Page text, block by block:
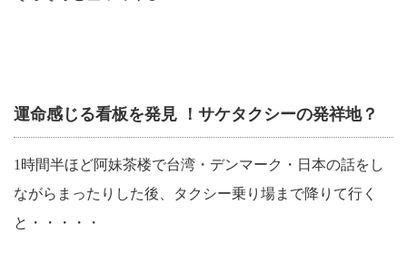
運命感じる看板を発見 ！サケタクシーの発祥地？
1時間半ほど阿妹茶楼で台湾・デンマーク・日本の話をし
ながらまったりした後、タクシー乗り場まで降りて行く
と・・・・・